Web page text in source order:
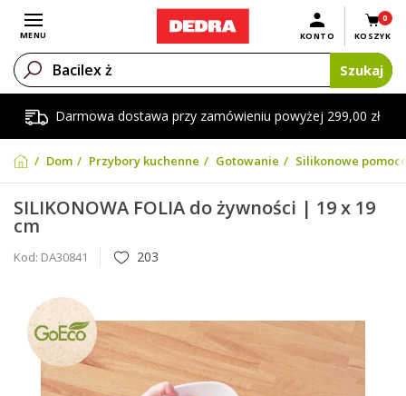
Darmowa dostawa przy zamówieniu powyżej 299,00 zł
Otwórz menu
MENU
0
KOSZYK
KONTO
Szukaj
Dom Przybory kuchenne Gotowanie Silikonowe
SILIKONOWA FOLIA do żywności | 19 x 19
cm
Kod: DA30841 203